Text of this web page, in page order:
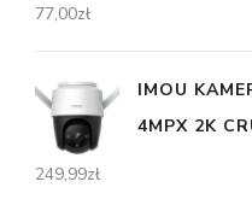
77,00zł
IMOU
4MPX 2K
249,99zł